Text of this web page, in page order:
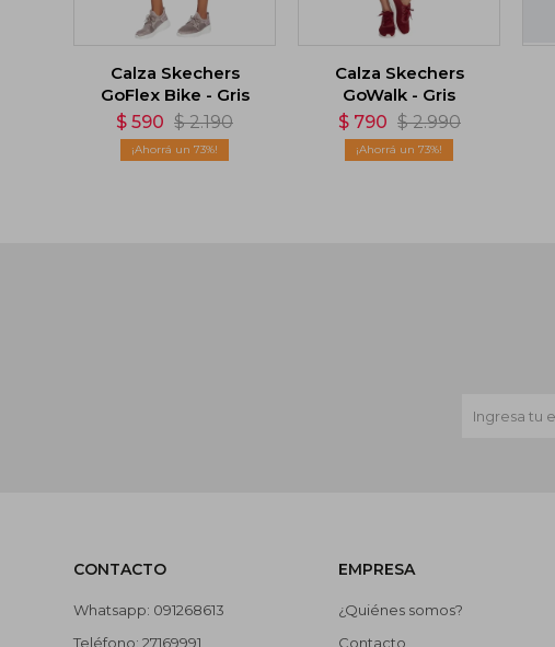
Calza Skechers
GoFlex Bike - Gris
$ 590 $ 2.190
73
Calza Skechers
GoWalk - Gris
$ 790 $ 2.990
73
CONTACTO
Whatsapp: 091268613
Teléfono: 27169991
EMPRESA
¿Quiénes somos?
Contacto